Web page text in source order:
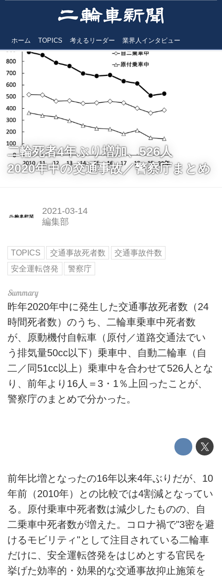
ホーム TOPICS 考えるリーダー 業界人インタビュー
二輪死者4年ぶり増加、526人
2020年中の交通事故／警察庁まとめ
2021-03-14
編集部
TOPICS 交通事故死者数
交通事故件数
安全運転啓発
警察庁
昨年2020年中に発生した交通事故死者数（24
時間死者数）のうち、二輪車乗車中死者数
が、原動機付自転車（原付／道路交通法でい
う排気量50cc以下）乗車中、自動二輪車（自
二／同51cc以上）乗車中を合わせて526人とな
り、前年より16人＝3・1％上回ったことが、
警察庁のまとめで分かった。
前年比増となったの16年以来4年ぶりだが、10
年前（2010年）との比較では4割減となってい
る。原付乗車中死者数は減少したものの、自
二乗車中死者数が増えた。コロナ禍で"3密を避
けるモビリティ"として注目されている二輪車
だけに、安全運転啓発をはじめとする官民を
挙げた効率的・効果的な交通事故抑止施策を